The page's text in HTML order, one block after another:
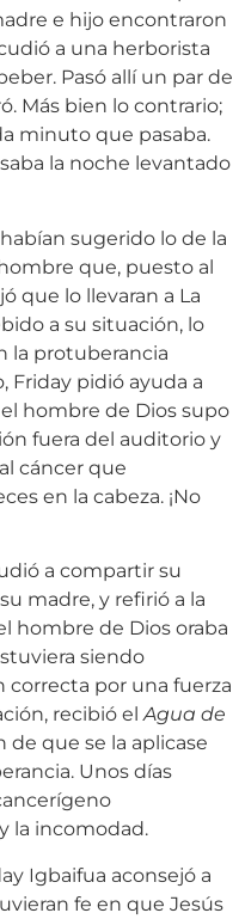
e hijo encontraron
a una herborista
Pasó allí un par de
Más bien lo contrario;
minuto que pasaba.
la noche levantado
sugerido lo de la
que, puesto al
que lo llevaran a La
a su situación, lo
la protuberancia
Friday pidió ayuda a
hombre de Dios supo
fuera del auditorio y
cáncer que
en la cabeza. ¡No
a compartir su
madre, y refirió a la
hombre de Dios oraba
siendo
correcta por una fuerza
recibió elAgua de
de que se la aplicase
Unos días
la incomodad.
Igbaifua aconsejó a
fe en que Jesús